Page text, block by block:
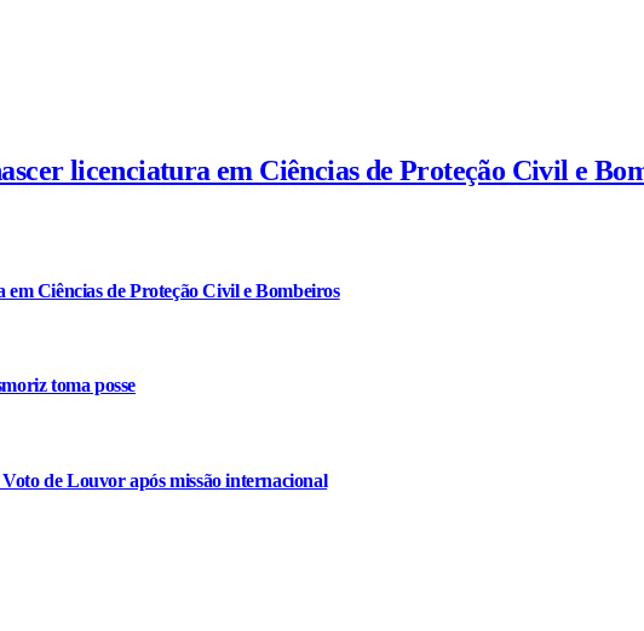
licenciatura em Ciências de Proteção Civil e
Ciências de Proteção Civil e Bombeiros
toma posse
de Louvor após missão internacional